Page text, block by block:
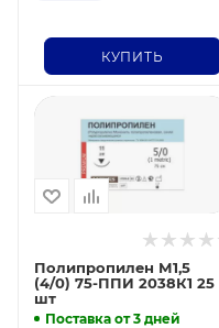
КУПИТЬ
Полипропилен М1,5
(4/0) 75-ППИ 2038К1 25
шт
Поставка от 3 дней